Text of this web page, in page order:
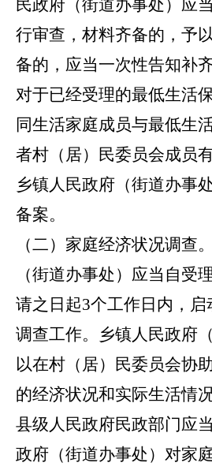
民政府（街道办事处）应
行审查，材料齐备的，予
备的，应当一次性告知补
对于已经受理的最低生活
同生活家庭成员与最低生
者村（居）民委员会成员
乡镇人民政府（街道办事
备案。
（二）家庭经济状况调查。
（街道办事处）应当自受
请之日起3个工作日内，
调查工作。乡镇人民政府
以在村（居）民委员会协
的经济状况和实际生活情
县级人民政府民政部门应
政府（街道办事处）对家